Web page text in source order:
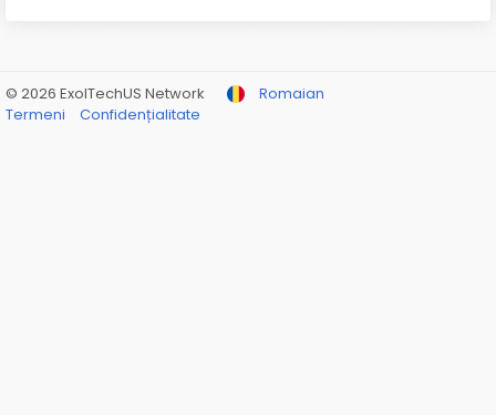
© 2026 ExolTechUS Network
Romaian
Termeni
Confidențialitate